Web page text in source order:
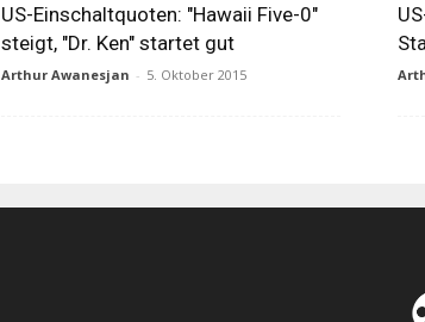
US-Einschaltquoten: "Hawaii Five-0"
steigt, "Dr. Ken" startet gut
Arthur Awanesjan - 5. Oktober 2015